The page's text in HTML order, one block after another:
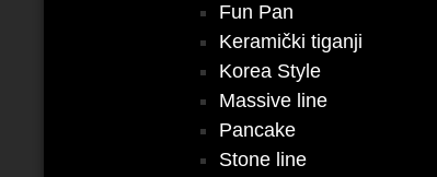
Fun Pan
Keramički tiganji
Korea Style
Massive line
Pancake
Stone line